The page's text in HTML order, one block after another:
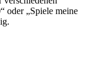
oder „Spiele meine